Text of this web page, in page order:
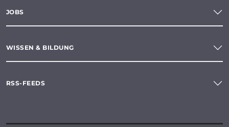
JOBS
WISSEN & BILDUNG
RSS-FEEDS